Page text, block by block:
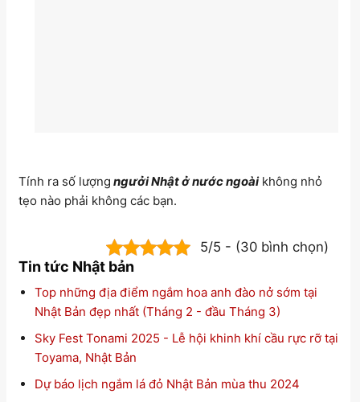
Tính ra số lượng ngưởi Nhật ở nước ngoàikhông nhỏ
tẹo nào phải không các bạn.
5/5 - (30 bình chọn)
Tin tức Nhật bản
Top những địa điểm ngắm hoa anh đào nở sớm tại
Nhật Bản đẹp nhất (Tháng 2 - đầu Tháng 3)
Sky Fest Tonami 2025 - Lễ hội khinh khí cầu rực rỡ tại
Toyama, Nhật Bản
Dự báo lịch ngắm lá đỏ Nhật Bản mùa thu 2024